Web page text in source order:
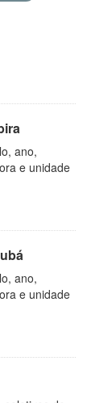
ano,
e unidade
ano,
e unidade